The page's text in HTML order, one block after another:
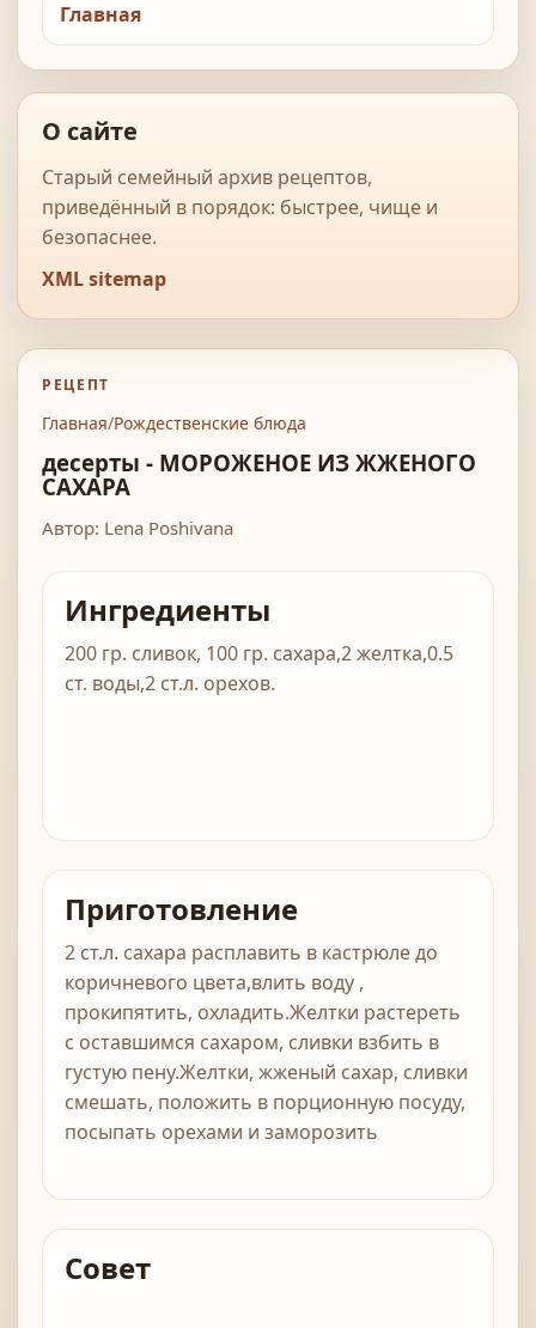
Главная
О сайте
Старый семейный архив рецептов,
приведённый в порядок: быстрее, чище и
безопаснее.
XML sitemap
РЕЦЕПТ
Главная/Рождественские блюда
десерты - МОРОЖЕНОЕ ИЗ ЖЖЕНОГО
САХАРА
Автор: Lena Poshivana
Ингредиенты
200 гр. сливок, 100 гр. сахара,2 желтка,0.5
ст. воды,2 ст.л. орехов.
Приготовление
2 ст.л. сахара расплавить в кастрюле до
коричневого цвета,влить воду ,
прокипятить, охладить.Желтки растереть
с оставшимся сахаром, сливки взбить в
густую пену.Желтки, жженый сахар, сливки
смешать, положить в порционную посуду,
посыпать орехами и заморозить
Совет